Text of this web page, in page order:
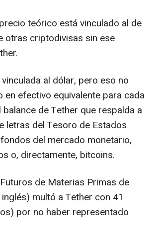
teórico está vinculado al de
otras criptodivisas sin ese
al dólar, pero eso no
efectivo equivalente para cada
de Tether que respalda a
letras del Tesoro de Estados
del mercado monetario,
o, directamente, bitcoins.
de Materias Primas de
multó a Tether con 41
por no haber representado